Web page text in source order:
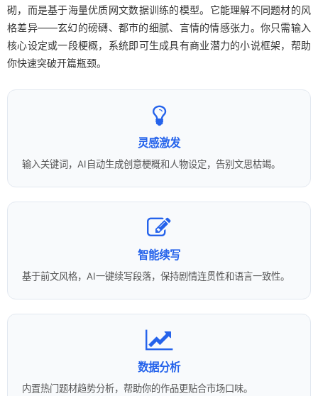
砌，而是基于海量优质网文数据训练的模型。它能理解不同题材的风
格差异——玄幻的磅礴、都市的细腻、言情的情感张力。你只需输入
核心设定或一段梗概，系统即可生成具有商业潜力的小说框架，帮助
你快速突破开篇瓶颈。
灵感激发
输入关键词，AI自动生成创意梗概和人物设定，告别文思枯竭。
智能续写
基于前文风格，AI一键续写段落，保持剧情连贯性和语言一致性。
数据分析
内置热门题材趋势分析，帮助你的作品更贴合市场口味。